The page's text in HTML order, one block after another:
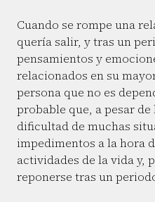
Cuando se rompe una
quería salir, y tras un
pensamientos y
relacionados en su
persona que no es
probable que, a pesar
dificultad de muchas
impedimentos a la hora
actividades de la vida y,
reponerse tras un